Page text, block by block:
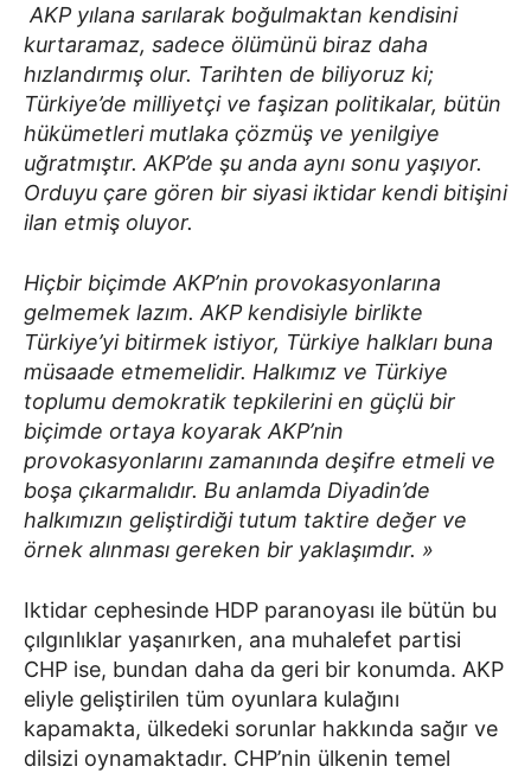
AKP yılana sarılarak boğulmaktan kendisini
kurtaramaz, sadece ölümünü biraz daha
hızlandırmış olur. Tarihten de biliyoruz ki;
Türkiye’de milliyetçi ve faşizan politikalar, bütün
hükümetleri mutlaka çözmüş ve yenilgiye
uğratmıştır. AKP’de şu anda aynı sonu yaşıyor.
Orduyu çare gören bir siyasi iktidar kendi bitişini
ilan etmiş oluyor.
Hiçbir biçimde AKP’nin provokasyonlarına
gelmemek lazım. AKP kendisiyle birlikte
Türkiye’yi bitirmek istiyor, Türkiye halkları buna
müsaade etmemelidir. Halkımız ve Türkiye
toplumu demokratik tepkilerini en güçlü bir
biçimde ortaya koyarak AKP’nin
provokasyonlarını zamanında deşifre etmeli ve
boşa çıkarmalıdır. Bu anlamda Diyadin’de
halkımızın geliştirdiği tutum taktire değer ve
örnek alınması gereken bir yaklaşımdır. »
Iktidar cephesinde HDP paranoyası ile bütün bu
çılgınlıklar yaşanırken, ana muhalefet partisi
CHP ise, bundan daha da geri bir konumda. AKP
eliyle geliştirilen tüm oyunlara kulağını
kapamakta, ülkedeki sorunlar hakkında sağır ve
dilsizi oynamaktadır. CHP’nin ülkenin temel